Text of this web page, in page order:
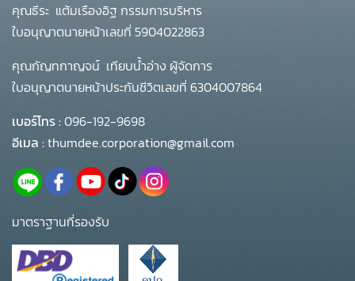
คุณธีระ แต้มเรืองอิฐ กรรมการบริหาร
ใบอนุญาตนายหน้าเลขที่ 5904022863
คุณกัญทกาญจน์ เทียบน้ำอ่าง ผู้จัดการ
ใบอนุญาตนายหน้าประกันชีวิตเลขที่ 6304007864
เบอร์โทร :096-192-9698
อีเมล :thumdee.corporation@gmail.com
มาตราฐานที่รองรับ